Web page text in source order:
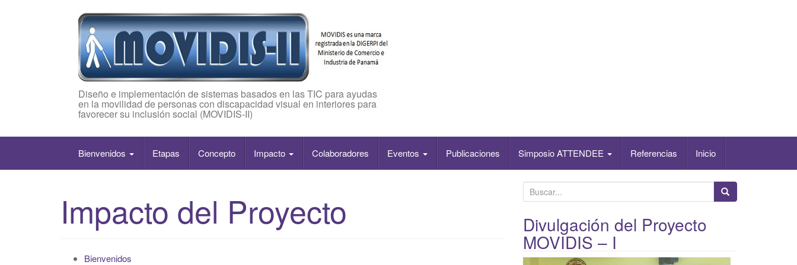
Diseño e implementación de sistemas basados en las TIC para ayudas
en la movilidad de personas con discapacidad visual en interiores para
favorecer su inclusión social (MOVIDIS-II)
Bienvenidos Etapas Concepto Impacto Colaboradores Eventos Publicaciones Simposio ATTENDEE Referencias Inicio
Impacto del Proyecto
Bienvenidos
u
s
c
a
Divulgación del Proyecto
MOVIDIS – I